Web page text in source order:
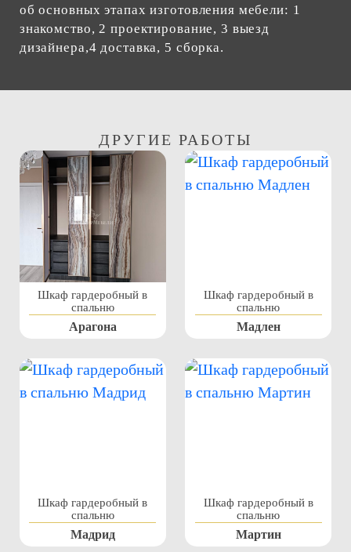
об основных этапах изготовления мебели: 1
знакомство, 2 проектирование, 3 выезд
дизайнера,4 доставка, 5 сборка.
ДРУГИЕ РАБОТЫ
Шкаф гардеробный в
спальню
Арагона
Шкаф гардеробный в
спальню
Мадлен
Шкаф гардеробный в
спальню
Мадрид
Шкаф гардеробный в
спальню
Мартин